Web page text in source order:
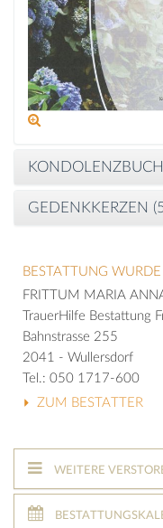
GEDENKKERZEN (
BESTATTUNG
FRITTUM MARIA
TrauerHilfe Bestattung
Bahnstrasse 255
2041 - Wullersdorf
Tel.: 050 1717-600
ZUM BESTATTER
WEITERE